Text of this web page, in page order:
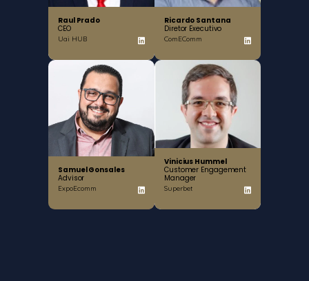
Raul Prado
CEO
Uai HUB
Ricardo Santana
Diretor Executivo
ComEComm
Samuel Gonsales
Advisor
ExpoEcomm
Vinicius Hummel
Customer Engagement
Manager
Superbet